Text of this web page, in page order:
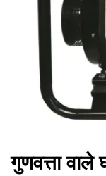
गुणवत्ता